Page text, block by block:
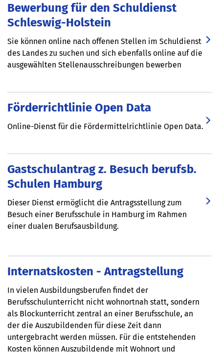
Bewerbung für den Schuldienst
Schleswig-Holstein
Sie können online nach offenen Stellen im Schuldienst
des Landes zu suchen und sich ebenfalls online auf die
ausgewählten Stellenausschreibungen bewerben
Förderrichtlinie Open Data
Online-Dienst für die Fördermittelrichtlinie Open Data.
Gastschulantrag z. Besuch berufsb.
Schulen Hamburg
Dieser Dienst ermöglicht die Antragsstellung zum
Besuch einer Berufsschule in Hamburg im Rahmen
einer dualen Berufsausbildung.
Internatskosten - Antragstellung
In vielen Ausbildungsberufen findet der
Berufsschulunterricht nicht wohnortnah statt, sondern
als Blockunterricht zentral an einer Berufsschule, an
der die Auszubildenden für diese Zeit dann
untergebracht werden müssen. Für die entstehenden
Kosten können Auszubildende mit Wohnort und